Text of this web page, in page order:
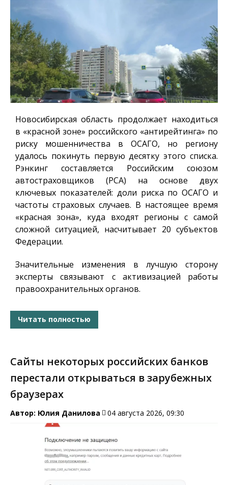
Новосибирская область продолжает находиться
в «красной зоне» российского «антирейтинга» по
риску мошенничества в ОСАГО, но региону
удалось покинуть первую десятку этого списка.
Рэнкинг составляется Российским союзом
автостраховщиков (РСА) на основе двух
ключевых показателей: доли риска по ОСАГО и
частоты страховых случаев. В настоящее время
«красная зона», куда входят регионы с самой
сложной ситуацией, насчитывает 20 субъектов
Федерации.
Значительные изменения в лучшую сторону
эксперты связывают с активизацией работы
правоохранительных органов.
Читать полностью
Сайты некоторых российских банков
перестали открываться в зарубежных
браузерах
Автор: Юлия Данилова 04 августа 2026, 09:30